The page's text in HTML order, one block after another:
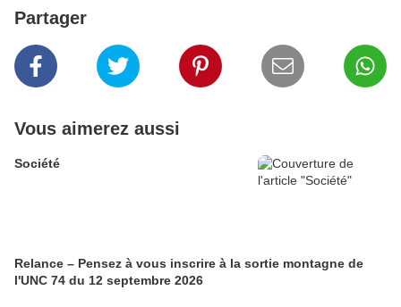
Partager
Vous aimerez aussi
Société
Relance – Pensez à vous inscrire à la sortie montagne de
l'UNC 74 du 12 septembre 2026